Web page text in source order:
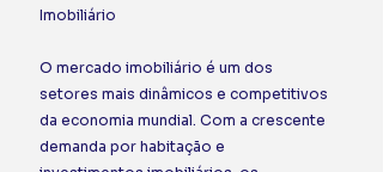
Imobiliário
O mercado imobiliário é um dos
setores mais dinâmicos e competitivos
da economia mundial. Com a crescente
demanda por habitação e